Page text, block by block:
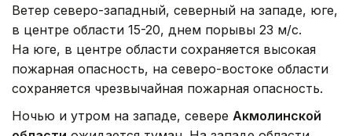
Ветер северо-западный, северный на западе, юге,
в центре области 15-20, днем порывы 23 м/с.
На юге, в центре области сохраняется высокая
пожарная опасность, на северо-востоке области
сохраняется чрезвычайная пожарная опасность.
Ночью и утром на западе, севере Акмолинской